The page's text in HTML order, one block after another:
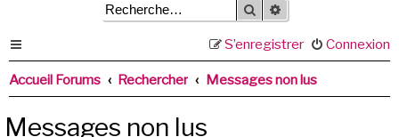
Rechercher
Connexion
S’enregistrer
Accueil Forums Rechercher Messages non lus
Messages non lus